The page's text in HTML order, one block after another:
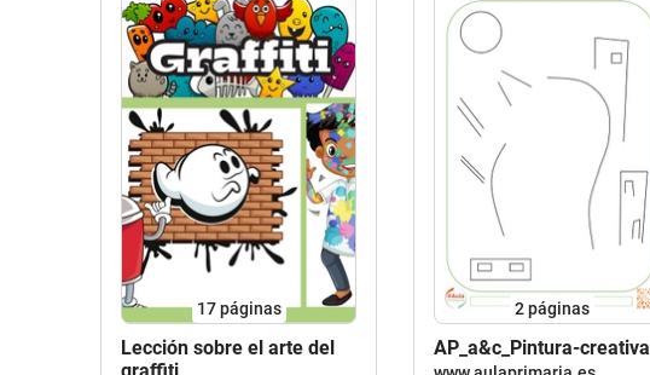
17páginas
Lección sobre el arte del
2páginas
AP_a&c_Pintura-creativa